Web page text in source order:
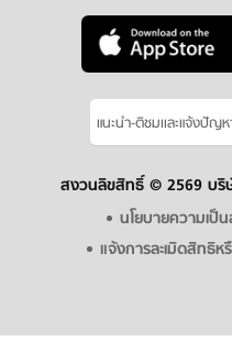
แนะนำ-ติชมเเละแจ้งปัญ
สงวนลิขสิทธิ์ © 2569 บริ
นโยบายความเป็
แจ้งการละเมิดสิทธิห